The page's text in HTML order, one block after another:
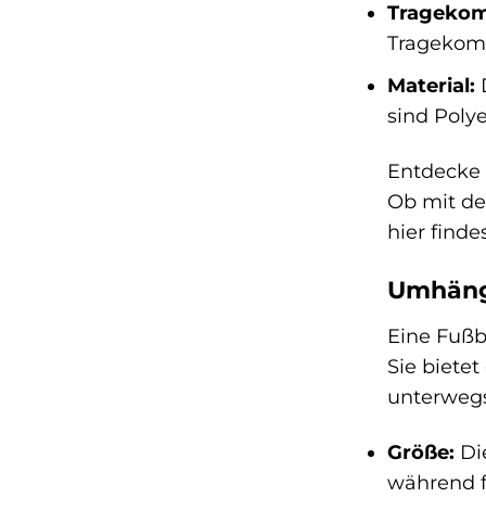
Material:
sind
Ob mit
hier
Eine
Sie bietet
Größe:
während